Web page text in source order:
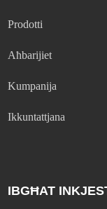
Prodotti
Aħbarijiet
Kumpanija
Ikkuntattjana
IBGĦAT